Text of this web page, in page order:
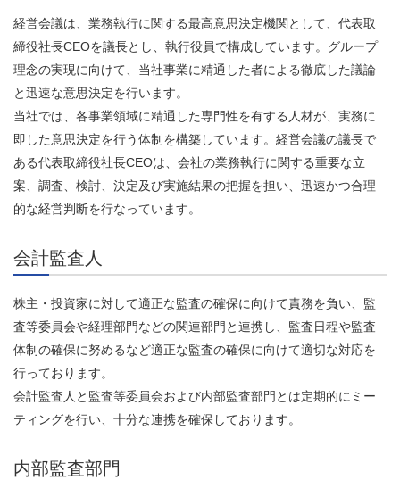
経営会議は、業務執行に関する最高意思決定機関として、代表取
締役社長CEOを議長とし、執行役員で構成しています。グループ
理念の実現に向けて、当社事業に精通した者による徹底した議論
と迅速な意思決定を行います。
当社では、各事業領域に精通した専門性を有する人材が、実務に
即した意思決定を行う体制を構築しています。経営会議の議長で
ある代表取締役社長CEOは、会社の業務執行に関する重要な立
案、調査、検討、決定及び実施結果の把握を担い、迅速かつ合理
的な経営判断を行なっています。
会計監査人
株主・投資家に対して適正な監査の確保に向けて責務を負い、監
査等委員会や経理部門などの関連部門と連携し、監査日程や監査
体制の確保に努めるなど適正な監査の確保に向けて適切な対応を
行っております。
会計監査人と監査等委員会および内部監査部門とは定期的にミー
ティングを行い、十分な連携を確保しております。
内部監査部門